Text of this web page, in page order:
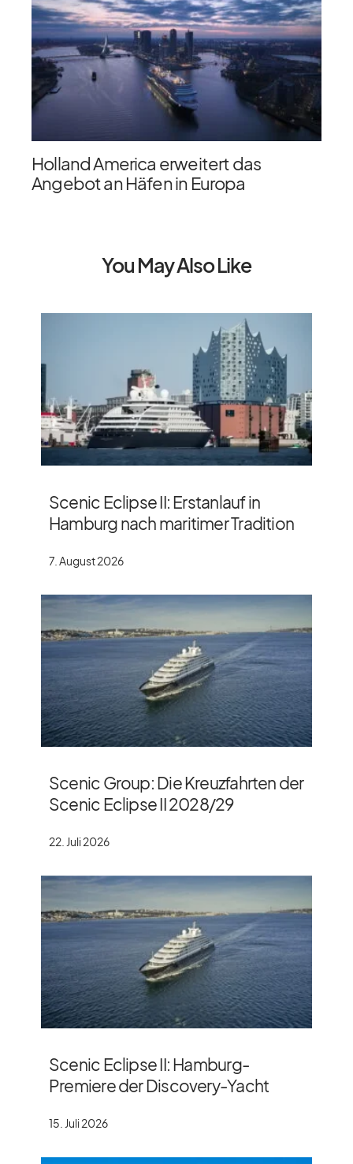
Holland America erweitert das
Angebot an Häfen in Europa
You May Also Like
Scenic Eclipse II: Erstanlauf in
Hamburg nach maritimer Tradition
7. August 2026
Scenic Group: Die Kreuzfahrten der
Scenic Eclipse II 2028/​29
22. Juli 2026
Scenic Eclipse II: Hamburg-
Premiere der Discovery-Yacht
15. Juli 2026